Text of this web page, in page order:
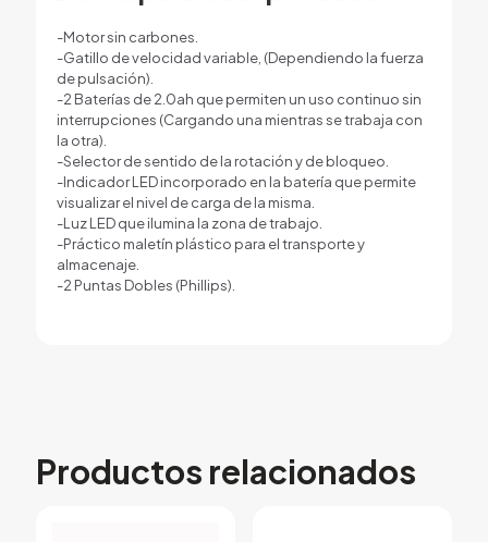
-Motor sin carbones.
-Gatillo de velocidad variable, (Dependiendo la fuerza
de pulsación).
-2 Baterías de 2.0ah que permiten un uso continuo sin
interrupciones (Cargando una mientras se trabaja con
la otra).
-Selector de sentido de la rotación y de bloqueo.
-Indicador LED incorporado en la batería que permite
visualizar el nivel de carga de la misma.
-Luz LED que ilumina la zona de trabajo.
-Práctico maletín plástico para el transporte y
almacenaje.
-2 Puntas Dobles (Phillips).
Productos relacionados